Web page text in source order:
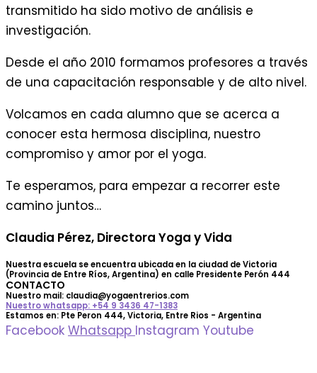
transmitido ha sido motivo de análisis e
investigación.
Desde el año 2010 formamos profesores a través
de una capacitación responsable y de alto nivel.
Volcamos en cada alumno que se acerca a
conocer esta hermosa disciplina, nuestro
compromiso y amor por el yoga.
Te esperamos, para empezar a recorrer este
camino juntos…
Claudia Pérez, Directora Yoga y Vida
Nuestra escuela se encuentra ubicada en la ciudad de Victoria
(Provincia de Entre Ríos, Argentina) en calle Presidente Perón 444
CONTACTO
Nuestro mail: claudia@yogaentrerios.com
Nuestro whatsapp: +54 9 3436 47-1383
Estamos en: Pte Peron 444, Victoria, Entre Rios - Argentina
Facebook Whatsapp Instagram Youtube